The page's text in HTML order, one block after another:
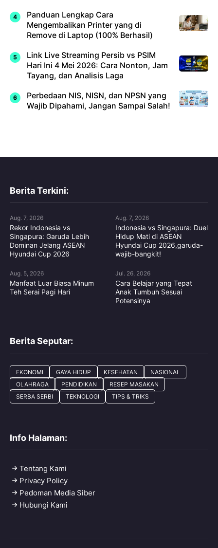
Panduan Lengkap Cara
Mengembalikan Printer yang di
Remove di Laptop (100% Berhasil)
Link Live Streaming Persib vs PSIM
Hari Ini 4 Mei 2026: Cara Nonton, Jam
Tayang, dan Analisis Laga
Perbedaan NIS, NISN, dan NPSN yang
Wajib Dipahami, Jangan Sampai Salah!
Berita Terkini:
Aug. 7, 2026
Rekor Indonesia vs
Singapura: Garuda Lebih
Dominan Jelang ASEAN
Hyundai Cup 2026
Aug. 7, 2026
Indonesia vs Singapura: Duel
Hidup Mati di ASEAN
Hyundai Cup 2026,garuda-
wajib-bangkit!
Aug. 5, 2026
Manfaat Luar Biasa Minum
Teh Serai Pagi Hari
Jul. 26, 2026
Cara Belajar yang Tepat
Anak Tumbuh Sesuai
Potensinya
Berita Seputar:
EKONOMI GAYA HIDUP KESEHATAN
NASIONAL
OLAHRAGA
PENDIDIKAN
RESEP MASAKAN
SERBA SERBI
TEKNOLOGI TIPS & TRIKS
Info Halaman:
Tentang Kami
Privacy Policy
Pedoman Media Siber
Hubungi Kami